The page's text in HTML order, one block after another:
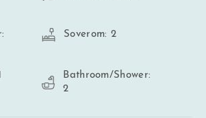
Soverom: 2
Bathroom/Shower:
2